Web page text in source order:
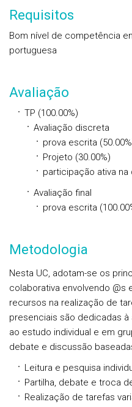
Requisitos
Bom nível de competência
portuguesa
Avaliação
TP (100.00%)
Avaliação discreta
prova escrita
Projeto (30.00%)
participação ativa na
Avaliação final
prova escrita
Metodologia
Nesta UC, adotam-se os
colaborativa envolvendo @s
recursos na realização de
presenciais são dedicadas
ao estudo individual e em
debate e discussão
Leitura e pesquisa
Partilha, debate e troca
Realização de tarefas